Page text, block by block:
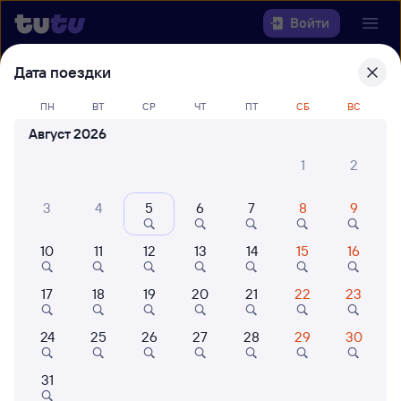
Войти
Выберите день, чтобы найти
билеты Тобольск — Магнитогорск
Пасс
42 млн путешествуют с
Когда
Дата поездки
ПН ВТ СР ЧТ ПТ СБ ВС
Август 2026
1
2
3 4 5 6 7 8 9
10 11 12 13 14 15 16
17 18 19 20 21 22 23
24 25 26 27 28 29 30
31